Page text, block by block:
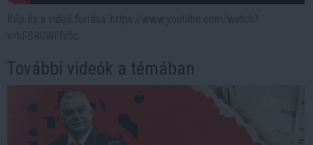
További videók a témában